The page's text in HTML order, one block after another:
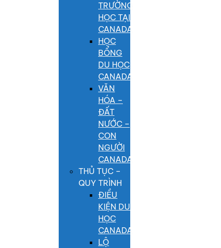
TRƯỜNG
HỌC TẠI
CANADA
HỌC
BỔNG
DU HỌC
CANADA
VĂN
HÓA –
ĐẤT
NƯỚC –
CON
NGƯỜI
CANADA
THỦ TỤC –
QUY TRÌNH
ĐIỀU
KIỆN DU
HỌC
CANADA
LỘ